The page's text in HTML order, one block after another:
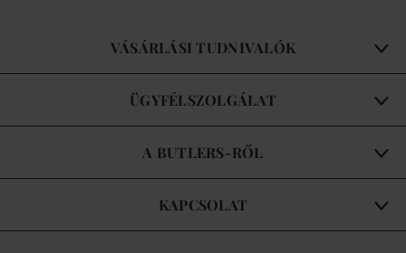
VÁSÁRLÁSI TUDNIVALÓK
ÜGYFÉLSZOLGÁLAT
A BUTLERS-RŐL
KAPCSOLAT